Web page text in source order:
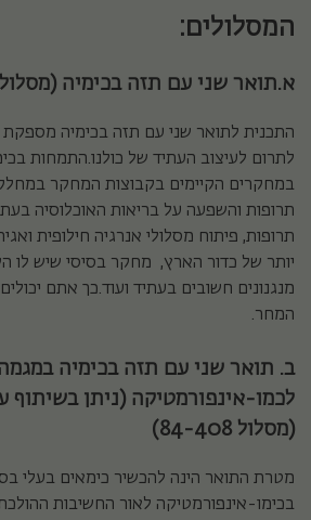
המסלולים:
א.תואר שני עם תזה בכימיה (מסלול
התכנית לתואר שני עם תזה בכימיה מספקת
לתרום לעיצוב העתיד של כולנו.התמחות
במחקרים הקיימים בקבוצות המחקר
תרופות והשפעה על בריאות האוכלוסיה
תרופות, פיתוח מסלולי אנרגיה חילופית
יותר של כדור הארץ, מחקר בסיסי שיש לו
מנגנונים חשובים בעתיד ועוד.כך אתם
המחר.
ב. תואר שני עם תזה בכימיה במגמה
לכמו-אינפורמטיקה (ניתן בשיתוף
(מסלול 8 (84-40
מטרת התואר הינה להכשיר כימאים בעלי
בכימו-אינפורמטיקה לאור החשיבות